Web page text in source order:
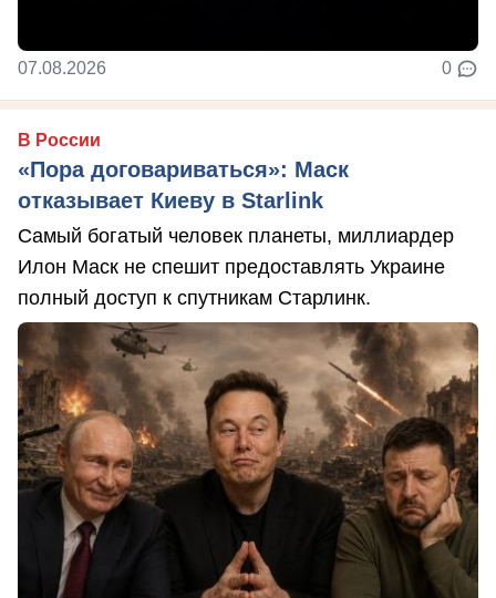
07.08.2026 0
В России
«Пора договариваться»: Маск
отказывает Киеву в Starlink
Самый богатый человек планеты, миллиардер
Илон Маск не спешит предоставлять Украине
полный доступ к спутникам Старлинк.